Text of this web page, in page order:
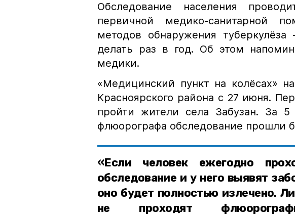
Обследование населения
первичной медико-санитарной
методов обнаружения
делать раз в год. Об этом
медики.
«Медицинский пункт на колёсах»
Красноярского района с 27 июня.
пройти жители села Забузан. За
флюорографа обследование прошли
«Если человек ежегодно
обследование и у него выявят
оно будет полностью излечено.
не проходят